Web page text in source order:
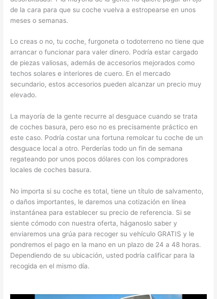
de la cara para que su coche vuelva a estropearse en unos
meses o semanas.
Lo creas o no, tu coche, furgoneta o todoterreno no tiene que
arrancar o funcionar para valer dinero. Podría estar cargado
de piezas valiosas, además de accesorios mejorados como
techos solares e interiores de cuero. En el mercado
secundario, estos accesorios pueden alcanzar un precio muy
elevado.
La mayoría de la gente recurre al desguace cuando se trata
de coches basura, pero eso no es precisamente práctico en
este caso. Podría costar una fortuna remolcar tu coche de un
desguace local a otro. Perderías todo un fin de semana
regateando por unos pocos dólares con los compradores
locales de coches basura.
No importa si su coche es total, tiene un título de salvamento,
o daños importantes, le daremos una cotización en línea
instantánea para establecer su precio de referencia. Si se
siente cómodo con nuestra oferta, háganoslo saber y
enviaremos una grúa para recoger su vehículo GRATIS y le
pondremos el pago en la mano en un plazo de 24 a 48 horas.
Dependiendo de su ubicación, usted podría calificar para la
recogida en el mismo día.